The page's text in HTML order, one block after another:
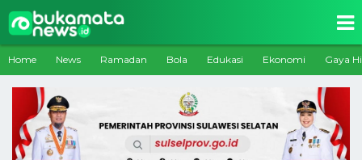
Home News Ramadan Bola Edukasi Ekonomi Gaya